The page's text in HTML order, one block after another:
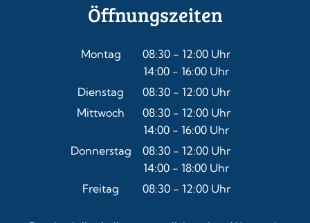
Öffnungszeiten
Montag 08:30- 12:00Uhr
Von 08:30 bis 12:00 Uhr
14:00 - 16:00 Uhr
Von 14:00 bis 16:00 Uhr
Dienstag 08:30- 12:00Uhr
Von 08:30 bis 12:00 Uhr
Mittwoch 08:30- 12:00Uhr
Von 08:30 bis 12:00 Uhr
14:00 - 16:00 Uhr
Von 14:00 bis 16:00 Uhr
Donnerstag 08:30- 12:00Uhr
Von 08:30 bis 12:00 Uhr
14:00 - 18:00 Uhr
Von 14:00 bis 18:00 Uhr
Freitag 08:30- 12:00Uhr